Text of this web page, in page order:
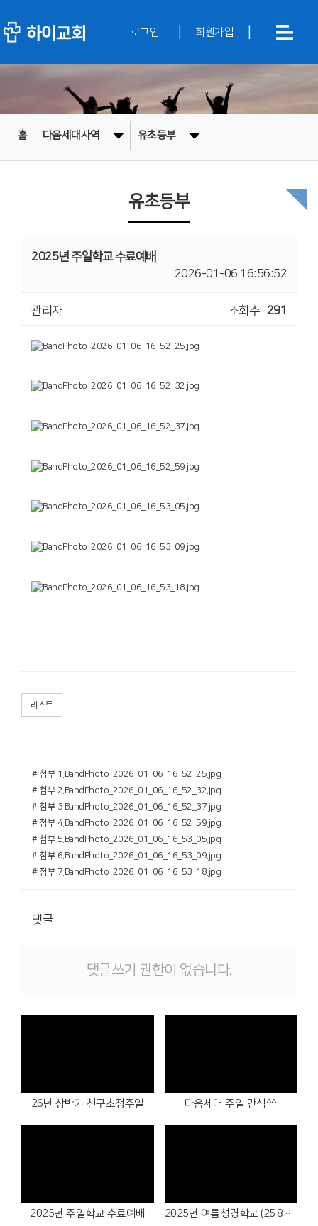
로그인 회원가입
홈 다음세대사역 유초등부
유초등부
2025년 주일학교 수료예배
2026-01-06 16:56:52
관리자 조회수 291
리스트
# 첨부 1.BandPhoto_2026_01_06_16_52_25.jpg
# 첨부 2.BandPhoto_2026_01_06_16_52_32.jpg
# 첨부 3.BandPhoto_2026_01_06_16_52_37.jpg
# 첨부 4.BandPhoto_2026_01_06_16_52_59.jpg
# 첨부 5.BandPhoto_2026_01_06_16_53_05.jpg
# 첨부 6.BandPhoto_2026_01_06_16_53_09.jpg
# 첨부 7.BandPhoto_2026_01_06_16_53_18.jpg
댓글
댓글쓰기 권한이 없습니다.
26년 상반기 친구초정주일 다음세대 주일 간식^^
2025년 주일학교 수료예배 2025년 여름성경학교 (25.8.1.~3.)